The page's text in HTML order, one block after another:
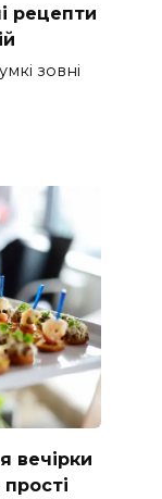
рецепти
зовні
вечірки